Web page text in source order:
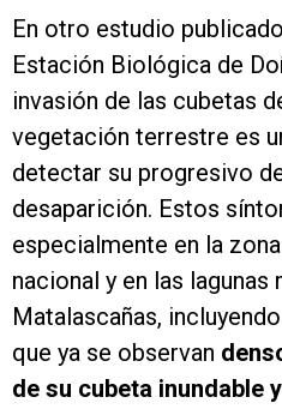
En otro estudio
Estación Biológica de
invasión de las cubetas
vegetación terrestre es
detectar su progresivo
desaparición. Estos
especialmente en la
nacional y en las lagunas
Matalascañas,
que ya se observan
de su cubeta inundable